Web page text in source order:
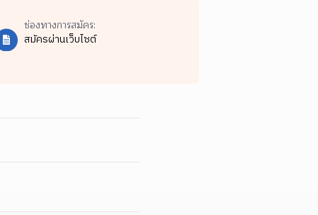
ช่องทางการสมัคร:
สมัครผ่านเว็บไซต์